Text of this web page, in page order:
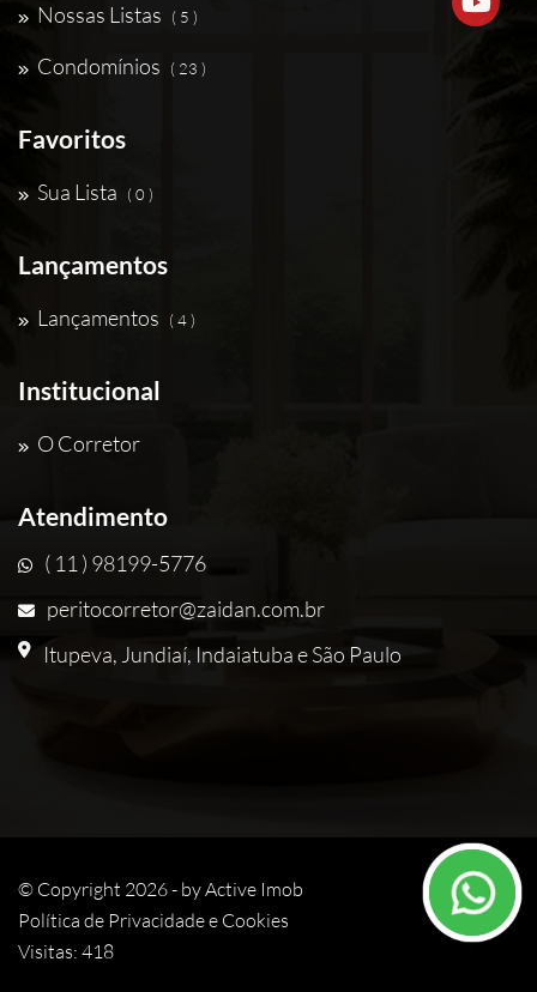
Nossas Listas ( 5 )
Condomínios ( 23 )
Favoritos
Sua Lista ( 0 )
Lançamentos
Lançamentos ( 4 )
Institucional
O Corretor
Atendimento
( 11 ) 98199-5776
peritocorretor@zaidan.com.br
Itupeva, Jundiaí, Indaiatuba e São Paulo
© Copyright 2026 - byActive Imob
Política de Privacidade e Cookies
Visitas: 418